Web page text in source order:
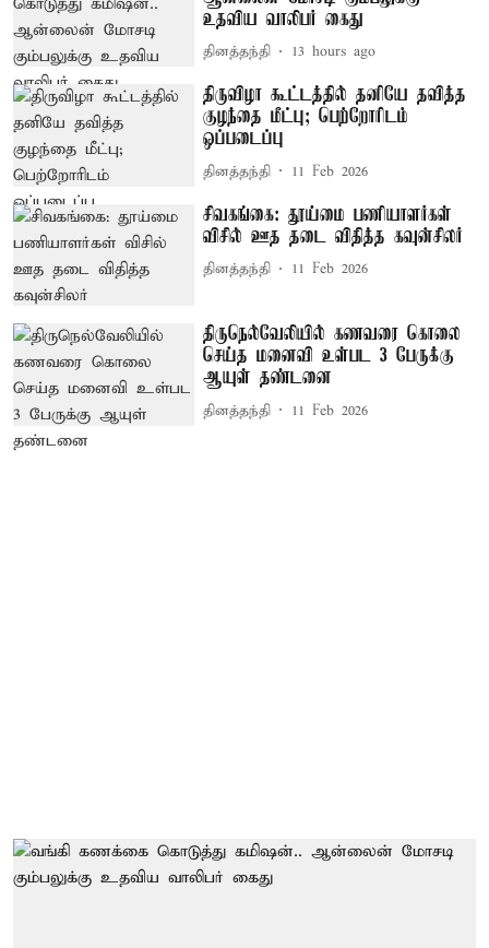
உதவிய வாலிபர் கைது
தினத்தந்தி 13 hours ago
திருவிழா கூட்டத்தில் தனியே தவித்த
குழந்தை மீட்பு; பெற்றோரிடம்
ஒப்படைப்பு
தினத்தந்தி 11 Feb 2026
சிவகங்கை: தூய்மை பணியாளர்கள்
விசில் ஊத தடை விதித்த கவுன்சிலர்
தினத்தந்தி 11 Feb 2026
திருநெல்வேலியில் கணவரை கொலை
செய்த மனைவி உள்பட 3 பேருக்கு
ஆயுள் தண்டனை
தினத்தந்தி 11 Feb 2026